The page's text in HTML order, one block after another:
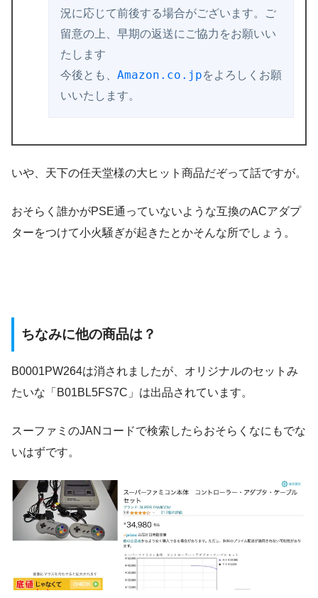
況に応じて前後する場合がございます。
ご
留意の上、早期の返送にご協力をお願いい
たします
今後とも、 Amazon.co.jpをよろしくお願
いいたします
いや、天下の任天堂様の大ヒット商品だぞって話ですが。
おそらく誰かがPSE通っていないような互換のACアダプ
ターをつけて小火騒ぎが起きたとかそんな所でしょう。
ちなみに他の商品は？
B0001PW264は消されましたが、オリジナルのセットみ
たいな「B01BL5FS7C」は出品されています。
スーファミのJANコードで検索したらおそらくなにもでな
いはずです。